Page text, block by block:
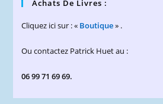
Achats De Livres :
Cliquez ici sur : « Boutique» .
Ou contactez Patrick Huet au :
06 99 71 69 69.